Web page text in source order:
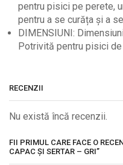
pentru pisici pe perete,
pentru a se curăța și a
DIMENSIUNI:
Potrivită pentru pisici
RECENZII
Nu există încă recenzii.
FII PRIMUL CARE FACE O
CAPAC ȘI SERTAR – GRI”